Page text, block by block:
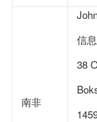
南非
信
38